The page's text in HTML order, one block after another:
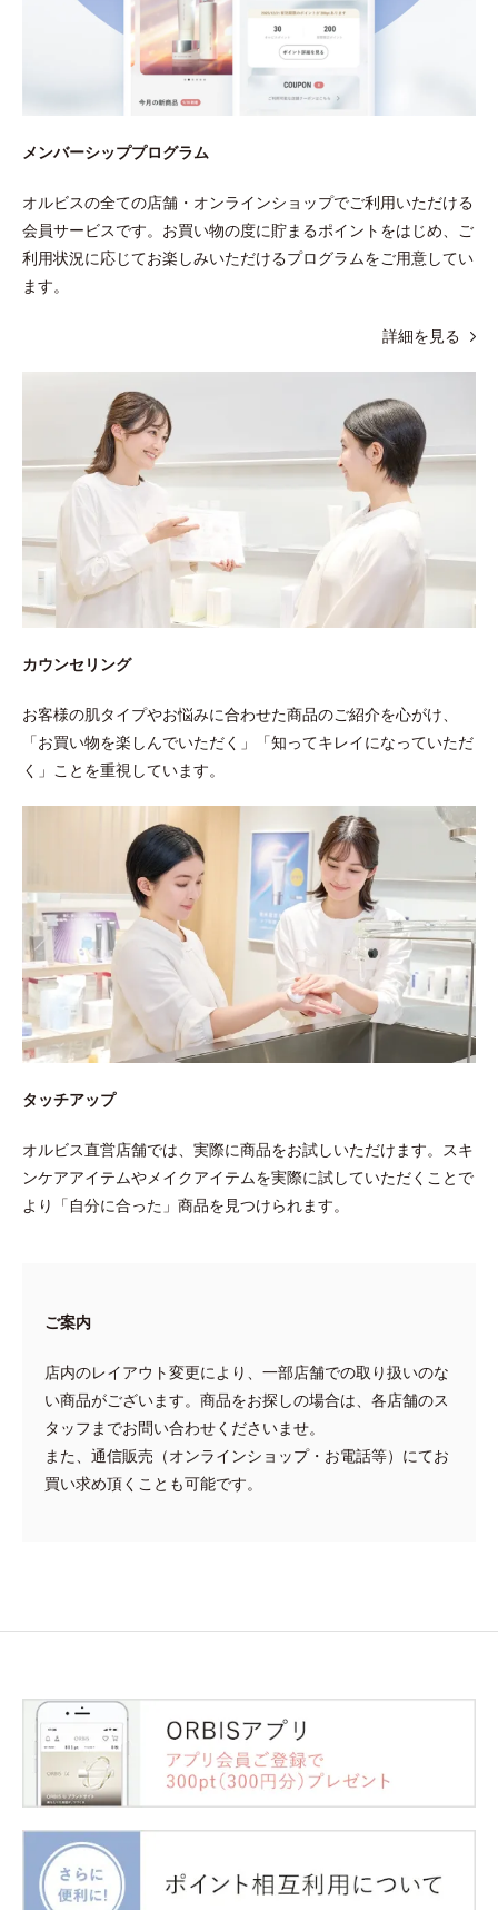
メンバーシッププログラム
オルビスの全ての店舗・オンラインショップでご利用いただける
会員サービスです。お買い物の度に貯まるポイントをはじめ、ご
利用状況に応じてお楽しみいただけるプログラムをご用意してい
ます。
詳細を見る
カウンセリング
お客様の肌タイプやお悩みに合わせた商品のご紹介を心がけ、
「お買い物を楽しんでいただく」「知ってキレイになっていただ
く」ことを重視しています。
タッチアップ
オルビス直営店舗では、実際に商品をお試しいただけます。スキ
ンケアアイテムやメイクアイテムを実際に試していただくことで
より「自分に合った」商品を見つけられます。
ご案内
店内のレイアウト変更により、一部店舗での取り扱いのな
い商品がございます。商品をお探しの場合は、各店舗のス
タッフまでお問い合わせくださいませ。
また、通信販売（オンラインショップ・お電話等）にてお
買い求め頂くことも可能です。